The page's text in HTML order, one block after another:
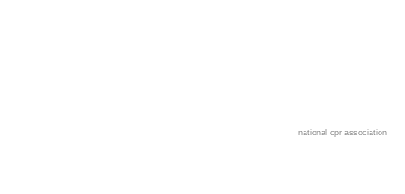
national cpr association